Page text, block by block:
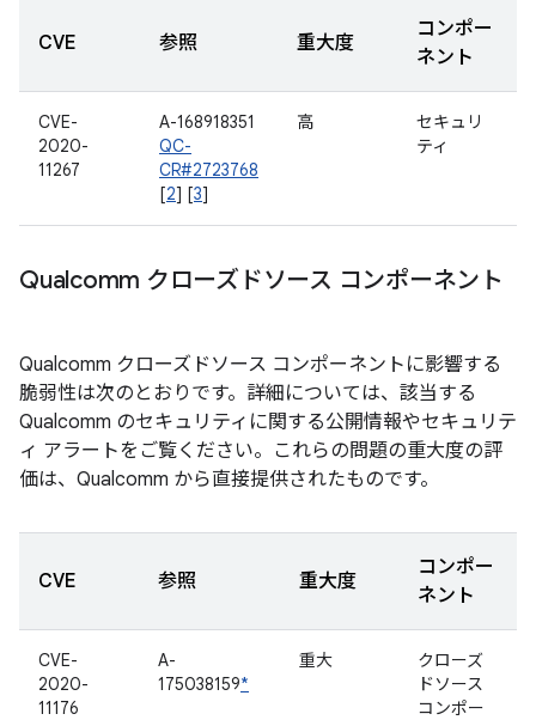
CVE 参照 重大度
コンポー
ネント
CVE-
2020-
11267
A-168918351
QC-
CR#2723768
[2] [3]
高
セキュリ
ティ
Qualcomm クローズドソース コンポーネント
Qualcomm クローズドソース コンポーネントに影響する
脆弱性は次のとおりです。詳細については、該当する
Qualcomm のセキュリティに関する公開情報やセキュリテ
ィ アラートをご覧ください。これらの問題の重大度の評
価は、Qualcomm から直接提供されたものです。
CVE 参照 重大度
コンポー
ネント
CVE-
2020-
11176
A-
175038159*
重大
クローズ
ドソース
コンポー